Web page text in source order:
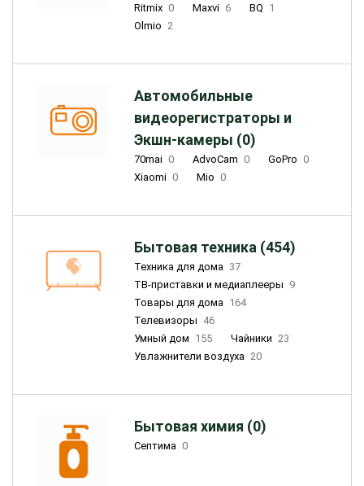
Ritmix 0 Maxvi 6 BQ 1
Olmio 2
Автомобильные
видеорегистраторы и
Экшн-камеры (0)
70mai 0 AdvoCam 0 GoPro 0
Xiaomi 0 Mio 0
Бытовая техника (454)
Техника для дома 37
ТВ-приставки и медиаплееры 9
Товары для дома 164
Телевизоры 46
Умный дом 155 Чайники 23
Увлажнители воздуха 20
Бытовая химия (0)
Септима 0